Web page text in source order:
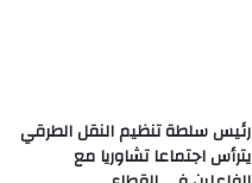
رئيس سلطة تنظيم النقل الطرقي
يترأس اجتماعا تشاوريا مع